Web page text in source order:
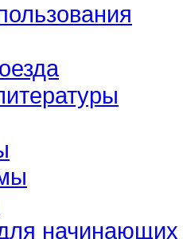
начинающих